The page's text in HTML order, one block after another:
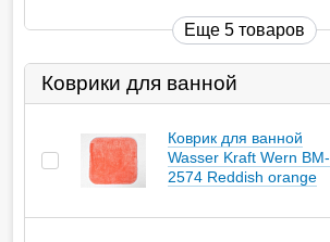
Еще 5 товаров
Коврики для ванной
Коврик для ванной
Wasser Kraft Wern BM-
2574 Reddish orange